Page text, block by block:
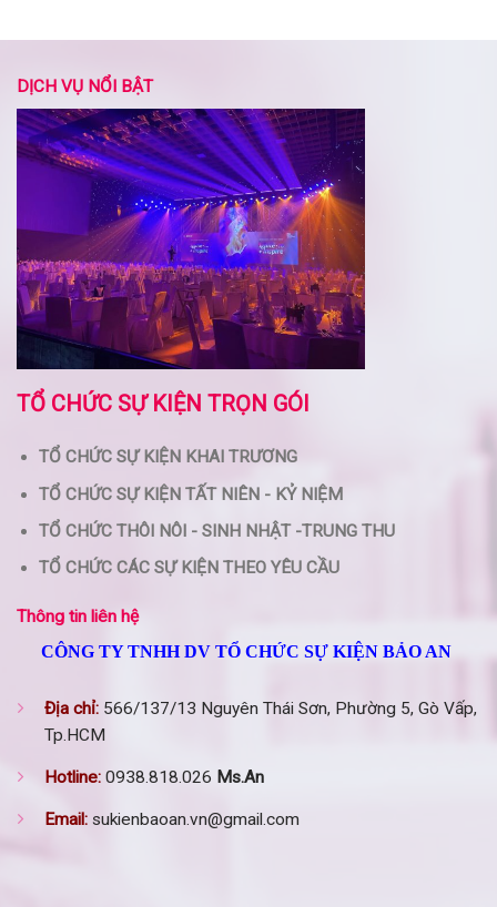
DỊCH VỤ NỔI BẬT
TỔ CHỨC SỰ KIỆN TRỌN GÓI
TỔ CHỨC SỰ KIỆN KHAI TRƯƠNG
TỔ CHỨC SỰ KIỆN TẤT NIÊN - KỶ NIỆM
TỔ CHỨC THÔI NÔI - SINH NHẬT -TRUNG THU
TỔ CHỨC CÁC SỰ KIỆN THEO YÊU CẦU
Thông tin liên hệ
CÔNG TY TNHH DV TỔ CHỨC SỰ KIỆN BẢO AN
Địa chỉ: 566/137/13 Nguyên Thái Sơn, Phường 5, Gò Vấp,
Tp.HCM
Hotline: 0938.818.026 Ms.An
Email: sukienbaoan.vn@gmail.com